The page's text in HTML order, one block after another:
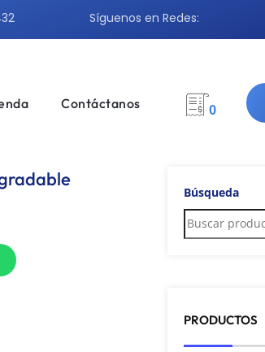
Síguenos en Redes:
Contáctanos 0
Búsqueda
PRODUCTOS